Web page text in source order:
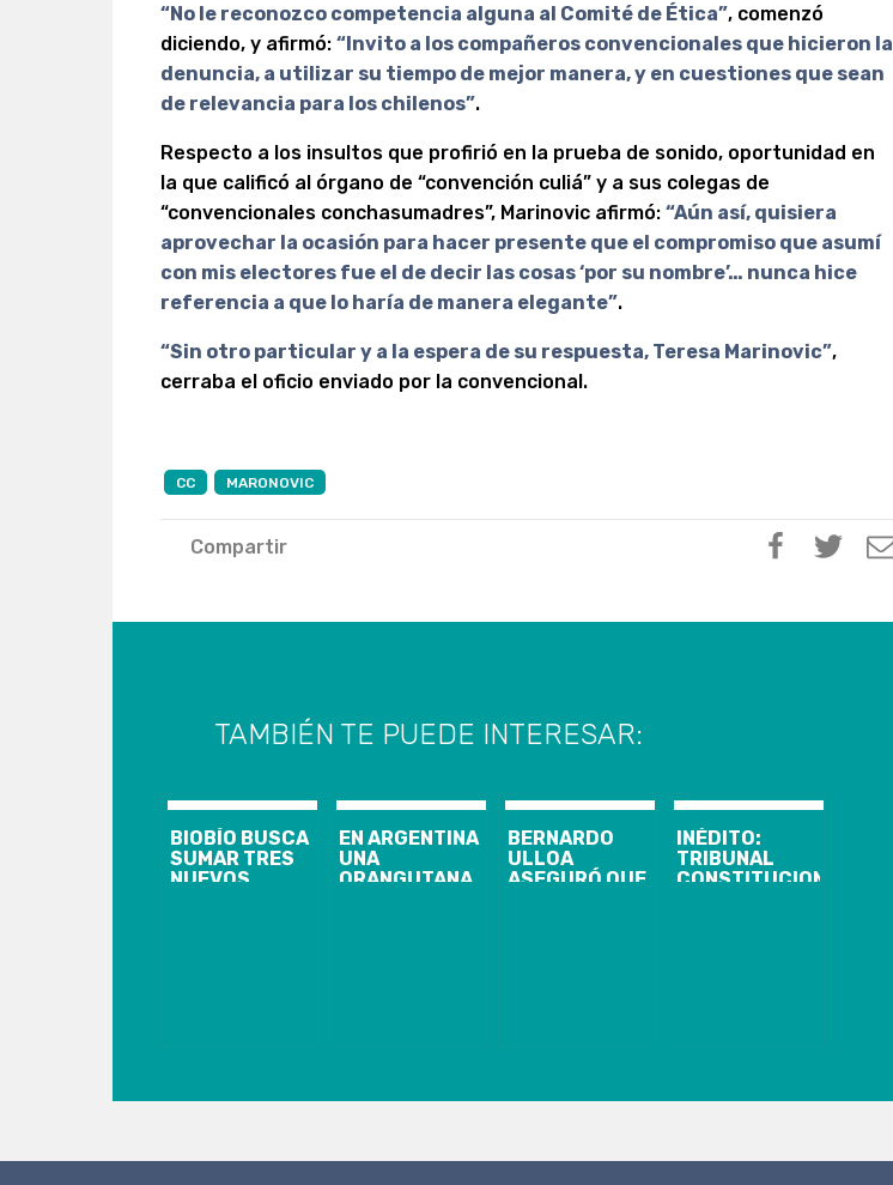
“No le reconozco competencia alguna al Comité de Ética”, comenzó
diciendo, y afirmó:“Invito a los compañeros convencionales que hicieron la
denuncia, a utilizar su tiempo de mejor manera, y en cuestiones que sean
de relevancia para los chilenos”.
Respecto a los insultos que profirió en la prueba de sonido, oportunidad en
la que calificó al órgano de “convención culiá” y a sus colegas de
“convencionales conchasumadres”, Marinovic afirmó:“Aún así, quisiera
aprovechar la ocasión para hacer presente que el compromiso que asumí
con mis electores fue el de decir las cosas ‘por su nombre’… nunca hice
referencia a que lo haría de manera elegante”.
“Sin otro particular y a la espera de su respuesta, Teresa Marinovic”,
cerraba el oficio enviado por la convencional.
CC MARONOVIC
Compartir
TAMBIÉN TE PUEDE INTERESAR:
BIOBÍO BUSCA
SUMAR TRES
NUEVOS
EN ARGENTINA
UNA
ORANGUTANA
BERNARDO
ULLOA
ASEGURÓ QUE
INÉDITO:
TRIBUNAL
CONSTITUCIONAL